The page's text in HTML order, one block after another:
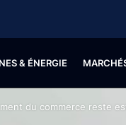
& ÉNERGIE
du commerce reste